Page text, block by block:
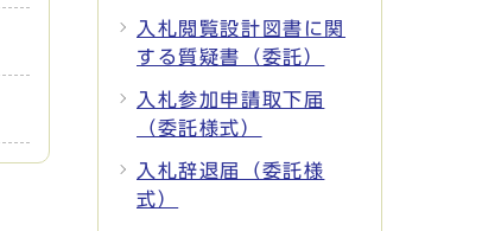
入札閲覧設計図書に関
する質疑書（委託）
入札参加申請取下届
（委託様式）
入札辞退届（委託様
式）